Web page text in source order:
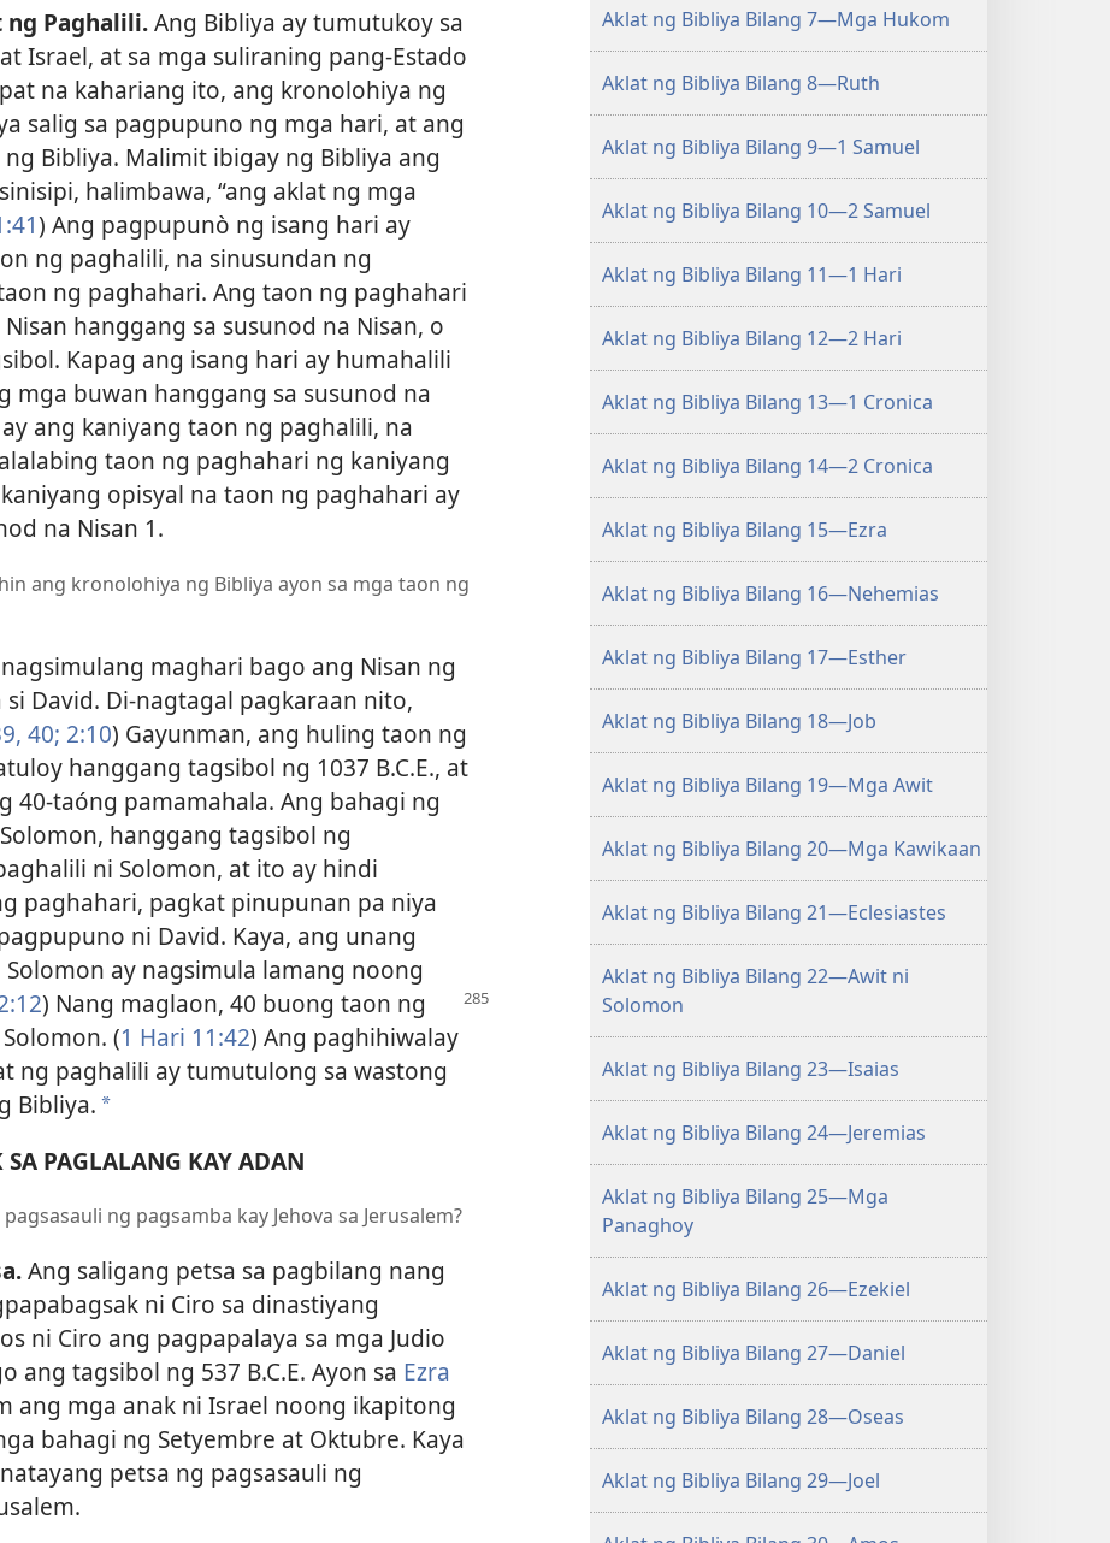
ng Paghalili.Ang Bibliya ay tumutukoy sa
Israel, at sa mga suliraning pang-Estado
na kahariang ito, ang kronolohiya ng
salig sa pagpupuno ng mga hari, at ang
Bibliya. Malimit ibigay ng Bibliya ang
halimbawa, “ang aklat ng mga
) Ang pagpupunò ng isang hari ay
ng paghalili, na sinusundan ng
ng paghahari. Ang taon ng paghahari
hanggang sa susunod na Nisan, o
Kapag ang isang hari ay humahalili
mga buwan hanggang sa susunod na
ang kaniyang taon ng paghalili, na
taon ng paghahari ng kaniyang
opisyal na taon ng paghahari ay
na Nisan 1.
ang kronolohiya ng Bibliya ayon sa mga taon ng
maghari bago ang Nisan ng
si David. Di-nagtagal pagkaraan nito,
40; 2:10) Gayunman, ang huling taon ng
hanggang tagsibol ng 1037 B.C.E., at
40-taóng pamamahala. Ang bahagi ng
hanggang tagsibol ng
ni Solomon, at ito ay hindi
paghahari, pagkat pinupunan pa niya
ni David. Kaya, ang unang
ay nagsimula lamang noong
) Nang maglaon, 40 buong taon ng
(1 Hari 11:42) Ang paghihiwalay
ng paghalili ay tumutulong sa wastong
Bibliya. a
PAGLALANG KAY ADAN
ng pagsamba kay Jehova sa Jerusalem?
Ang saligang petsa sa pagbilang nang
ni Ciro sa dinastiyang
ni Ciro ang pagpapalaya sa mga Judio
ang tagsibol ng 537 B.C.E. Ayon sa Ezra
ang mga anak ni Israel noong ikapitong
bahagi ng Setyembre at Oktubre. Kaya
petsa ng pagsasauli ng
Aklat ng Bibliya Bilang 7—Mga Hukom
Aklat ng Bibliya Bilang 8—Ruth
Aklat ng Bibliya Bilang 9—1 Samuel
Aklat ng Bibliya Bilang 10—2 Samuel
Aklat ng Bibliya Bilang 11—1 Hari
Aklat ng Bibliya Bilang 12—2 Hari
Aklat ng Bibliya Bilang 13—1 Cronica
Aklat ng Bibliya Bilang 14—2 Cronica
Aklat ng Bibliya Bilang 15—Ezra
Aklat ng Bibliya Bilang 16—Nehemias
Aklat ng Bibliya Bilang 17—Esther
Aklat ng Bibliya Bilang 18—Job
Aklat ng Bibliya Bilang 19—Mga Awit
Aklat ng Bibliya Bilang 20—Mga Kawikaan
Aklat ng Bibliya Bilang 21—Eclesiastes
Aklat ng Bibliya Bilang 22—Awit ni
Solomon
Aklat ng Bibliya Bilang 23—Isaias
Aklat ng Bibliya Bilang 24—Jeremias
Aklat ng Bibliya Bilang 25—Mga
Panaghoy
Aklat ng Bibliya Bilang 26—Ezekiel
Aklat ng Bibliya Bilang 27—Daniel
Aklat ng Bibliya Bilang 28—Oseas
Aklat ng Bibliya Bilang 29—Joel